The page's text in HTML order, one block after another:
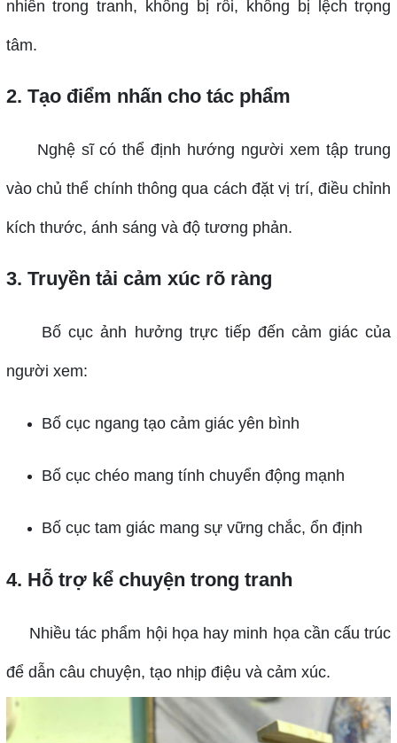
nhiên trong tranh, không bị rối, không bị lệch trọng
tâm.
2. Tạo điểm nhấn cho tác phẩm
Nghệ sĩ có thể định hướng người xem tập trung
vào chủ thể chính thông qua cách đặt vị trí, điều chỉnh
kích thước, ánh sáng và độ tương phản.
3. Truyền tải cảm xúc rõ ràng
Bố cục ảnh hưởng trực tiếp đến cảm giác của
người xem:
Bố cục ngang tạo cảm giác yên bình
Bố cục chéo mang tính chuyển động mạnh
Bố cục tam giác mang sự vững chắc, ổn định
4. Hỗ trợ kể chuyện trong tranh
Nhiều tác phẩm hội họa hay minh họa cần cấu trúc
để dẫn câu chuyện, tạo nhịp điệu và cảm xúc.